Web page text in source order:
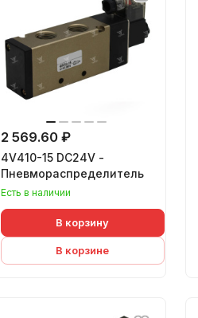
2 569.60 ₽
4V410-15 DC24V -
Пневмораспределитель
Есть в наличии
В корзину
В корзине